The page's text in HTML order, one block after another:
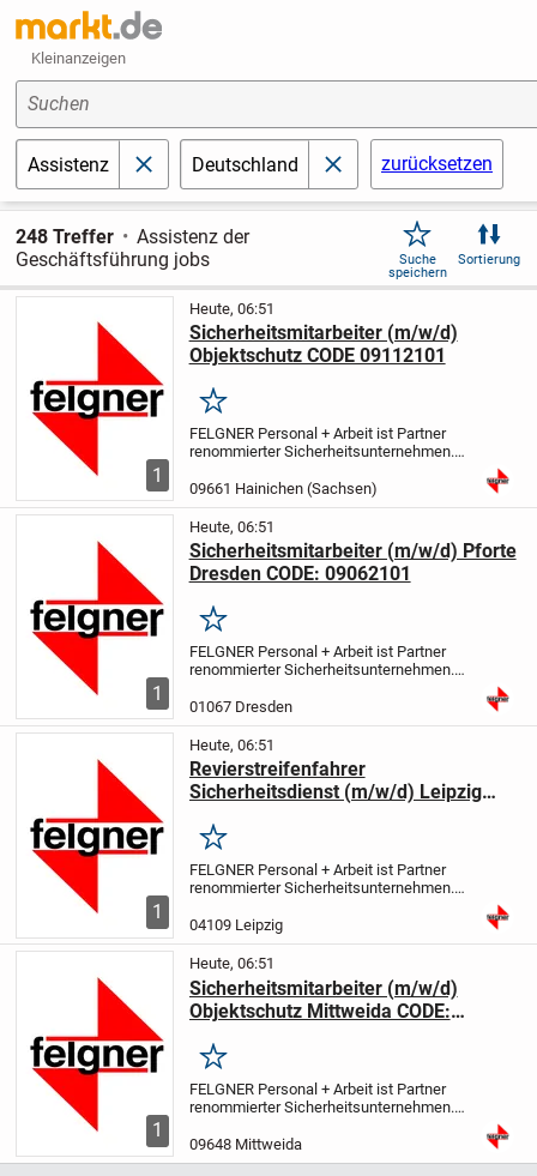
Kleinanzeigen
Suchen
Assistenz schließenDeutschland schließenzurücksetzen
248 Treffer
Assistenz der
Geschäftsführung jobs
Suche
speichern
Sortierung
1
Heute, 06:51
Sicherheitsmitarbeiter (m/w/d)
Objektschutz CODE 09112101
Merken
FELGNER Personal + Arbeit ist Partner
renommierter Sicherheitsunternehmen.
Bereich Personalvermittlung tätig. Bei der
nachfolgenden Position handelt es sich
um...
09661 Hainichen (Sachsen)
1
Heute, 06:51
Sicherheitsmitarbeiter (m/w/d) Pforte
Dresden CODE: 09062101
Merken
FELGNER Personal + Arbeit ist Partner
renommierter Sicherheitsunternehmen.
Bereich Personalvermittlung tätig. Bei der
nachfolgenden Position handelt es sich
um...
01067 Dresden
1
Heute, 06:51
Revierstreifenfahrer
Sicherheitsdienst (m/w/d) Leipzig
Merken
FELGNER Personal + Arbeit ist Partner
renommierter Sicherheitsunternehmen.
Bereich Personalvermittlung tätig. Bei der
nachfolgenden Position handelt es sich
um...
04109 Leipzig
1
Heute, 06:51
Sicherheitsmitarbeiter (m/w/d)
Objektschutz Mittweida CODE:
Merken
FELGNER Personal + Arbeit ist Partner
renommierter Sicherheitsunternehmen.
Bereich Personalvermittlung tätig. Bei der
nachfolgenden Position handelt es sich
09648 Mittweida